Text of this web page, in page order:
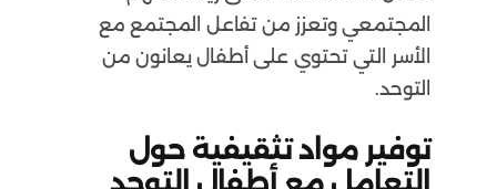
المجتمعي وتعزز من تفاعل المجتمع مع
الأسر التي تحتوي على أطفال يعانون من
التوحد.
توفير مواد تثقيفية حول
التعامل مع أطفال التوحد